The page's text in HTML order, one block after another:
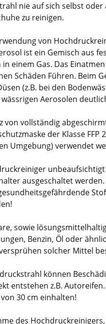
nie auf sich selbst
zu reinigen.
von
ist ein Gemisch aus
einem Gas. Das
Schäden Führen. Beim
(z.B. bei den
Aerosolen
von vollständig
der Klasse FFP
Umgebung) verwendet
ausgeschaltet
sowie
Benzin, Öl oder
solcher Mittel
können
entstehen z.B.
30 cm einhalten!
des